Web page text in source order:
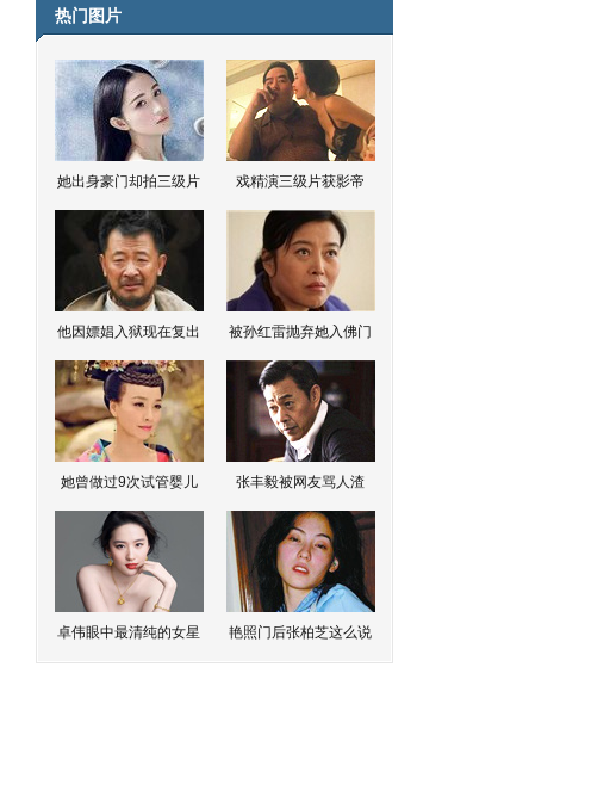
热门图片
她出身豪门却拍三级片 戏精演三级片获影帝
他因嫖娼入狱现在复出 被孙红雷抛弃她入佛门
她曾做过9次试管婴儿 张丰毅被网友骂人渣
卓伟眼中最清纯的女星 艳照门后张柏芝这么说